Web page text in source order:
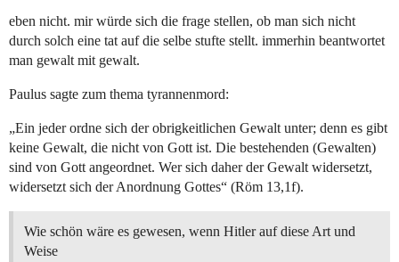
eben nicht. mir würde sich die frage stellen, ob man sich nicht
durch solch eine tat auf die selbe stufte stellt. immerhin beantwortet
man gewalt mit gewalt.
Paulus sagte zum thema tyrannenmord:
„Ein jeder ordne sich der obrigkeitlichen Gewalt unter; denn es gibt
keine Gewalt, die nicht von Gott ist. Die bestehenden (Gewalten)
sind von Gott angeordnet. Wer sich daher der Gewalt widersetzt,
widersetzt sich der Anordnung Gottes“ (Röm 13,1f).
Wie schön wäre es gewesen, wenn Hitler auf diese Art und
Weise